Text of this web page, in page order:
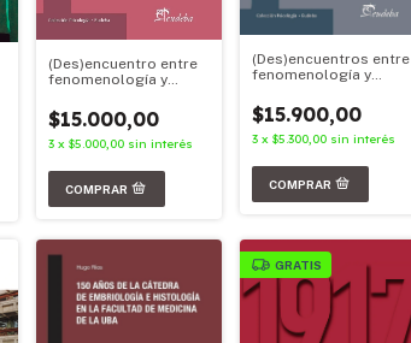
(Des)encuentro entre
fenomenología y
Volumen II
$15.000,00
3 x $5.000,00 sin interés
(Des)encuentros entre
fenomenología y
Volumen I
$15.900,00
3 x $5.300,00 sin interés
GRATIS